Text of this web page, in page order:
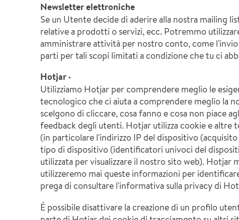
Newsletter elettroniche
Se un Utente decide di aderire alla nostra mailing
relative a prodotti o servizi, ecc. Potremmo
amministrare attività per nostro conto, come
parti per tali scopi limitati a condizione che tu ci
Hotjar ·
Utilizziamo Hotjar per comprendere meglio le
tecnologico che ci aiuta a comprendere meglio la
scelgono di cliccare, cosa fanno e cosa non piace
feedback degli utenti. Hotjar utilizza cookie e
(in particolare l'indirizzo IP del dispositivo
tipo di dispositivo (identificatori univoci del
utilizzata per visualizzare il nostro sito web).
utilizzeremo mai queste informazioni per
prega di consultare l'informativa sulla privacy di
È possibile disattivare la creazione di un profilo